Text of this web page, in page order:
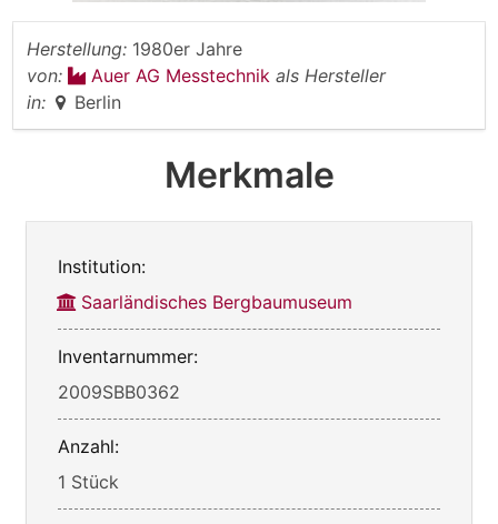
Herstellung: 1980er Jahre
von:
Auer AG Messtechnik als Hersteller
in:
Berlin
Merkmale
Institution:
Saarländisches Bergbaumuseum
Inventarnummer:
2009SBB0362
Anzahl:
1 Stück